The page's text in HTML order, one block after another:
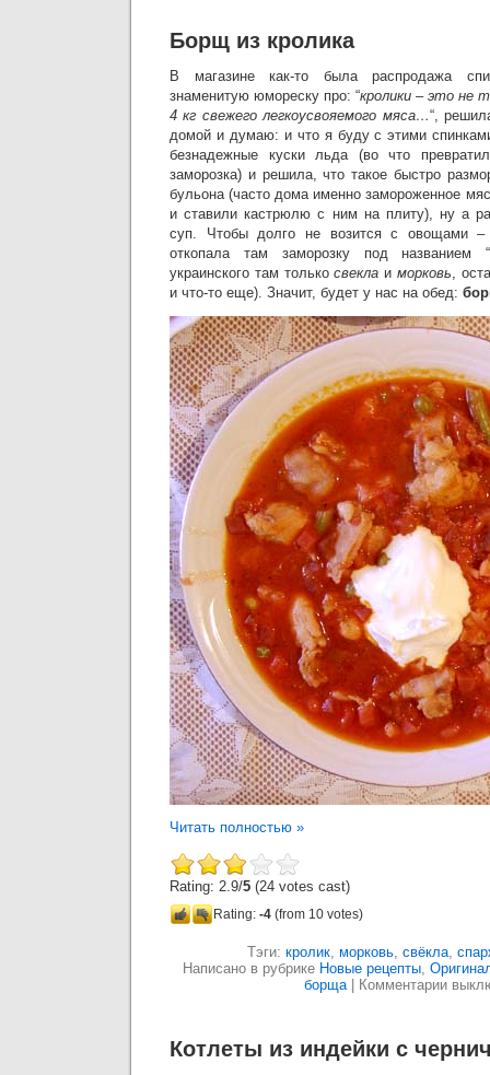
Борщ из кролика
В магазине как-то была распродажа
знаменитую юмореску про: “кролики – это не
4 кг свежего легкоусвояемого мяса…“,
домой и думаю: и что я буду с этими
безнадежные куски льда (во что
заморозка) и решила, что такое быстро
бульона (часто дома именно замороженное
и ставили кастрюлю с ним на плиту), ну а
суп. Чтобы долго не возится с овощами –
откопала там заморозку под названием “
украинского там толькосвекла и морковь,
и что-то еще). Значит, будет у нас на обед:
Читать полностью »
Rating: 2.9/5 (24 votes cast)
Rating: -4 (from 10 votes)
Тэги: кролик, морковь, свёкла,
Написано в рубрике Новые рецепты,
борща| Комментарии
Котлеты из индейки с